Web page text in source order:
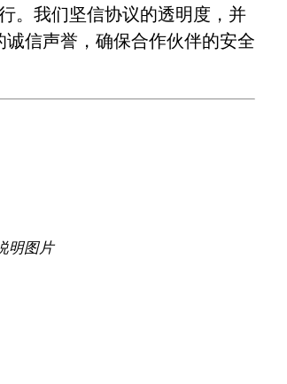
。我们坚信协议的透明度，并
信声誉，确保合作伙伴的安全
明图片